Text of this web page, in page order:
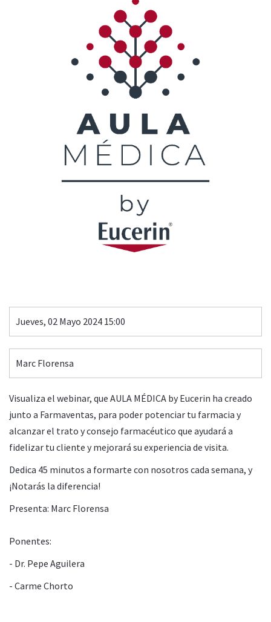
Jueves, 02 Mayo 2024 15:00
Marc Florensa
Visualiza el webinar, que AULA MÉDICA by Eucerin ha creado
junto a Farmaventas, para poder potenciar tu farmacia y
alcanzar el trato y consejo farmacéutico que ayudará a
fidelizar tu cliente y mejorará su experiencia de visita.
Dedica 45 minutos a formarte con nosotros cada semana, y
¡Notarás la diferencia!
Presenta: Marc Florensa
Ponentes:
- Dr. Pepe Aguilera
- Carme Chorto